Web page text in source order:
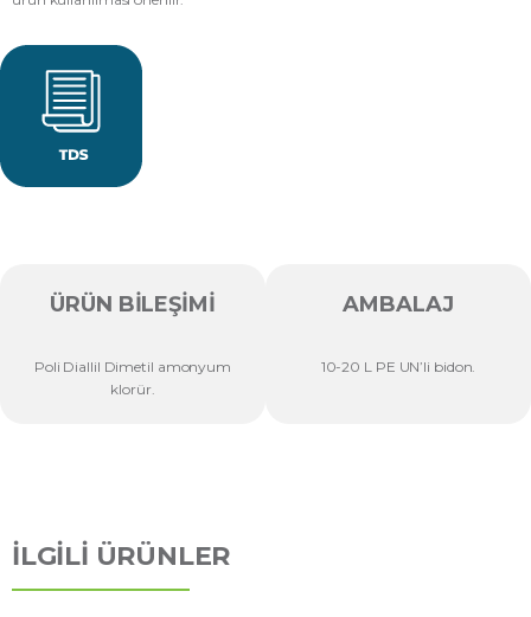
ÜRÜN BILEŞIMI
Poli Diallil Dimetil amonyum
klorür.
AMBALAJ
10-20 L PE UN’li bidon.
İLGİLİ ÜRÜNLER